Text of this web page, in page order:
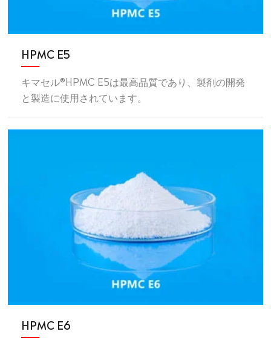
HPMC E5
キマセル®HPMC E5は最高品質であり、製剤の開発
と製造に使用されています。
HPMC E6